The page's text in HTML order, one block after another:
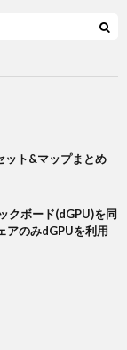
ト&マップまとめ
クボード(dGPU)を同
アのみdGPUを利用